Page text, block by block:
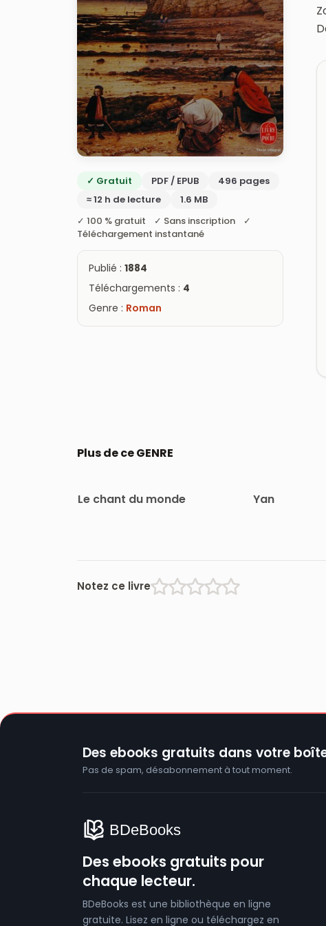
✓ Gratuit PDF / EPUB
496 pages
≈ 12 h de lecture
1.6 MB
✓ 100 % gratuit ✓ Sans inscription ✓
Téléchargement instantané
Publié : 1884
Téléchargements : 4
Genre : Roman
Plus de ce GENRE
Le chant du monde Yan
Notez ce livre
Des ebooks gratuits dans votre
Pas de spam, désabonnement à tout moment.
Des ebooks gratuits pour
chaque lecteur.
BDeBooks est une bibliothèque en ligne
gratuite. Lisez en ligne ou téléchargez en